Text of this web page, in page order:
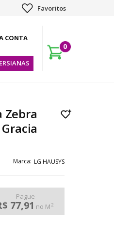
Favoritos
0
Zebra
LG HAUSYS
Pague
77,91 no M2